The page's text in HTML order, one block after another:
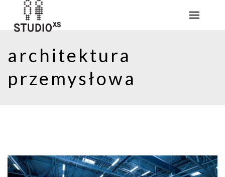
architektura
przemysłowa